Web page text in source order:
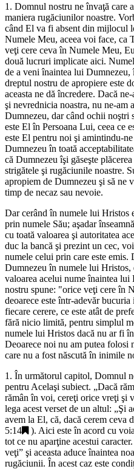
1. Domnul nostru ne învaţă care
maniera rugăciunilor noastre.
când El va fi absent din mijlocul
Numele Meu, aceea voi face, ca
veţi cere ceva în Numele Meu,
două lucruri implicate aici.
de a veni înaintea lui
dreptul nostru de apropiere este
aceasta ne dă încredere. Dacă
şi nevrednicia noastra, nu ne-am
Dumnezeu, dar când ochii noştri
este El în Persoana Lui, ceea ce
este El pentru noi şi amintindu-
Dumnezeu în toată
că Dumnezeu îşi găseşte
strigătele şi rugăciunile noastre.
apropiem de Dumnezeu şi să ne
timp de necaz sau nevoie.
Dar cerând în numele lui Hristos
prin numele Său; aşadar
cu toată valoarea şi autoritatea
duc la bancă şi prezint un cec,
numele celui prin care este
Dumnezeu în numele lui
valoarea acelui nume înaintea
nostru spune: "orice veţi cere în
deoarece este într-adevăr
fiecare cerere, ce este atât de
fără nicio limită, pentru simplul
numele lui Hristos dacă nu ar fi
Deoarece noi nu am putea folosi
care nu a fost născută în inimile
1. În următorul capitol, Domnul
pentru Acelaşi subiect. „Dacă
rămân în voi, cereţi orice vreţi şi
lega acest verset de un altul: „Şi
avem la El, că, dacă cerem ceva
5:14
). Aici este în acord cu
tot ce nu aparţine acestui
veţi” şi aceasta aduce înaintea
rugăciunii. În acest caz este